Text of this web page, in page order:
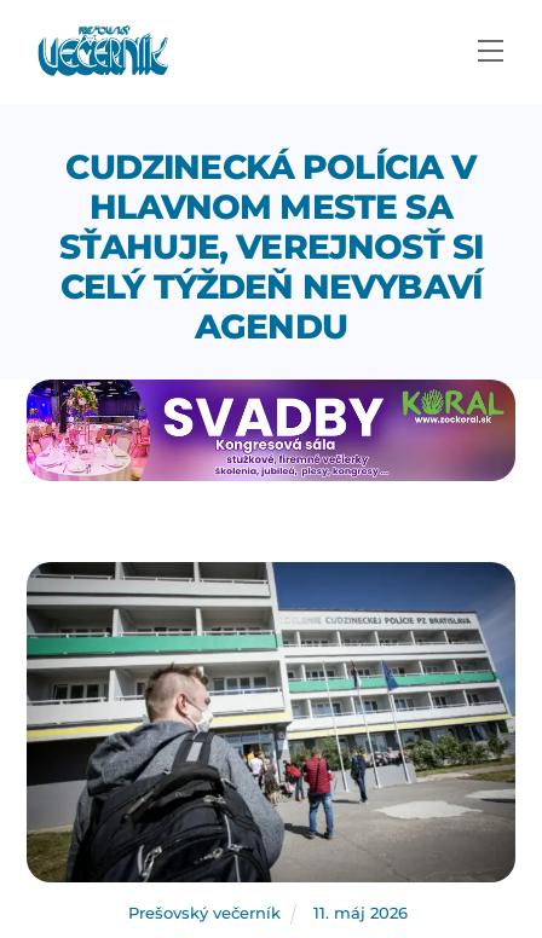
content
CUDZINECKÁ POLÍCIA V
HLAVNOM MESTE SA
SŤAHUJE, VEREJNOSŤ SI
CELÝ TÝŽDEŇ NEVYBAVÍ
AGENDU
Prešovský večerník 11. máj 2026